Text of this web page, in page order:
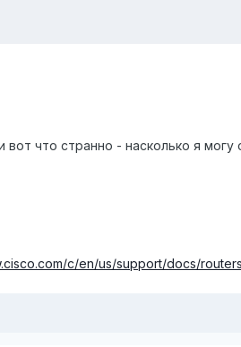
что странно - насколько я
c/en/us/support/docs/